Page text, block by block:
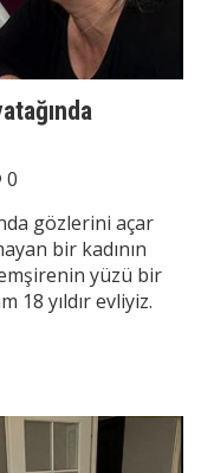
0
gözlerini açar
bir kadının
yüzü bir
18 yıldır evliyiz.